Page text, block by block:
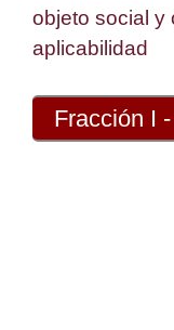
objeto social y
aplicabilidad
Fracción I